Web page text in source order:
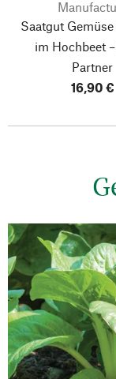
Saatgut
im Hochbeet
Partner
16,90 €